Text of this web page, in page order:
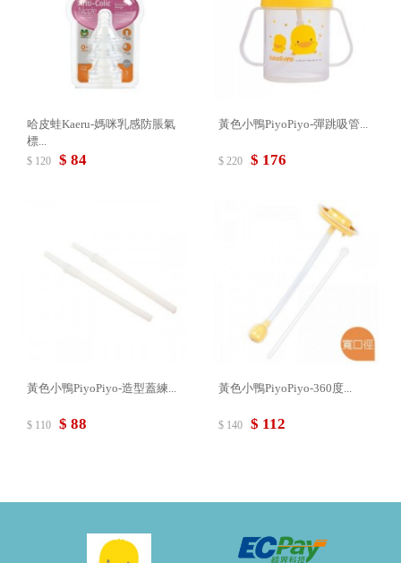
哈皮蛙Kaeru-媽咪乳感防脹氣
標...
$ 120 $ 84
黃色小鴨PiyoPiyo-彈跳吸管...
$ 220 $ 176
黃色小鴨PiyoPiyo-造型蓋練...
$ 110 $ 88
黃色小鴨PiyoPiyo-360度...
$ 140 $ 112